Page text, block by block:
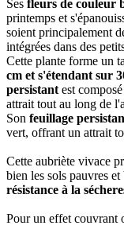
Ses fleurs de couleur
printemps et
soient principalement
intégrées dans des
Cette plante forme un
cm et s'étendant sur
persistant est
attrait tout au long de
Son feuillage
vert, offrant un attrait
Cette aubriète vivace
bien les sols pauvres
résistance à la
Pour un effet couvrant